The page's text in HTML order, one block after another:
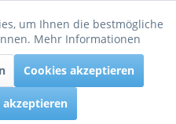
Aktiv
Inaktiv
um Ihnen die bestmögliche
Mehr Informationen
Cookies akzeptieren
akzeptieren